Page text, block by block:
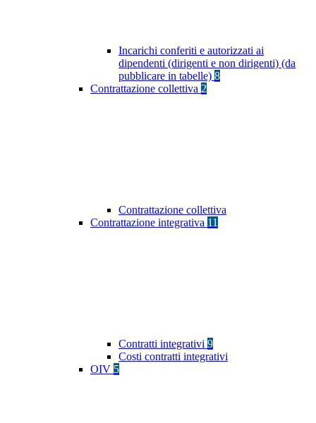
Incarichi conferiti e autorizzati ai
dipendenti (dirigenti e non dirigenti) (da
pubblicare in tabelle) 8
Contrattazione collettiva 2
Contrattazione collettiva
Contrattazione integrativa 11
Contratti integrativi 9
Costi contratti integrativi
OIV 5